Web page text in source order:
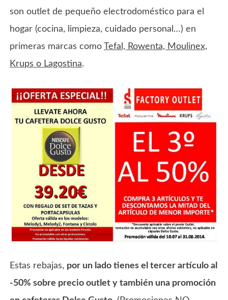
son outlet de pequeño electrodoméstico para el
hogar (cocina, limpieza, cuidado personal…) en
primeras marcas comoTefal, Rowenta, Moulinex,
Krups o Lagostina.
Estas rebajas, por un lado tienes el tercer artículo al
-50% sobre precio outlet y también una promoción